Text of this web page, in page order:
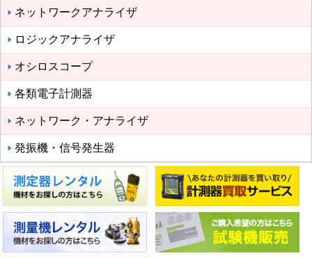
ネットワークアナライザ
ロジックアナライザ
オシロスコープ
各類電子計測器
ネットワーク・アナライザ
発振機・信号発生器